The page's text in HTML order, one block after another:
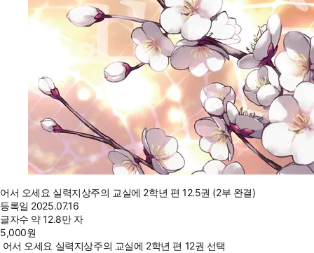
어서 오세요 실력지상주의 교실에 2학년 편 12.5권 (2부 완결)
등록일 2025.07.16
글자수 약 12.8만 자
5,000원
어서 오세요 실력지상주의 교실에 2학년 편 12권 선택